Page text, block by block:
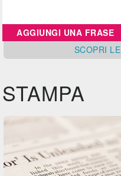
AGGIUNGI UNA FRASE
SCOPRI LE
STAMPA